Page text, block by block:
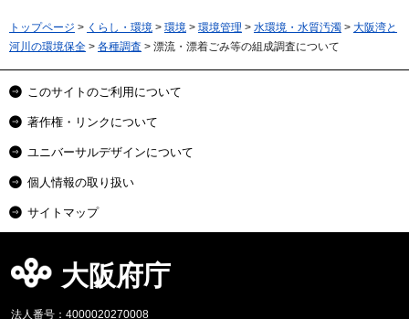
トップページ > くらし・環境 > 環境 > 環境管理 > 水環境・水質汚濁 > 大阪湾と
河川の環境保全 > 各種調査 > 漂流・漂着ごみ等の組成調査について
このサイトのご利用について
著作権・リンクについて
ユニバーサルデザインについて
個人情報の取り扱い
サイトマップ
大阪府庁
法人番号：4000020270008